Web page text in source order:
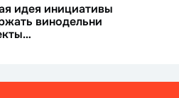
идея инициативы
винодельни